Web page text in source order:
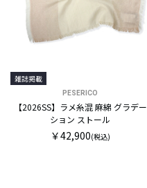
雑誌掲載
PESERICO
【2026SS】ラメ糸混 麻綿 グラデー
ション ストール
￥42,900(税込)